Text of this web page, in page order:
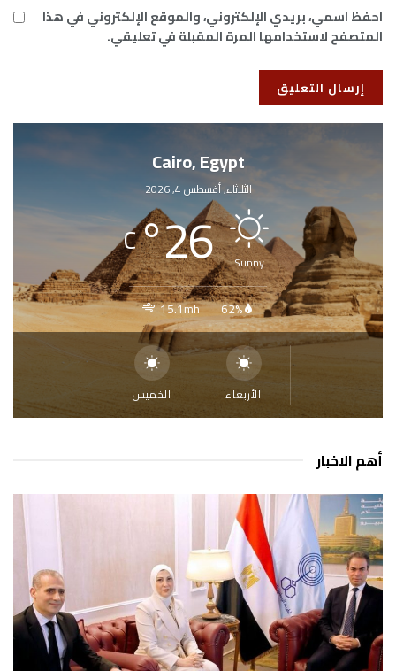
احفظ اسمي، بريدي الإلكتروني، والموقع الإلكتروني في هذا
المتصفح لاستخدامها المرة المقبلة في تعليقي.
Cairo, Egypt
الثلاثاء, أغسطس 4, 2026
Sunny
26
°
C
62%
15.1mh
الأربعاء الخميس
أهم الاخبار